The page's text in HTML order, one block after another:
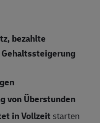
bezahlte
von Überstunden
in Vollzeit starten